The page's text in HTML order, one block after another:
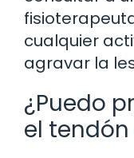
cualquier
agravar la
¿Puedo
el